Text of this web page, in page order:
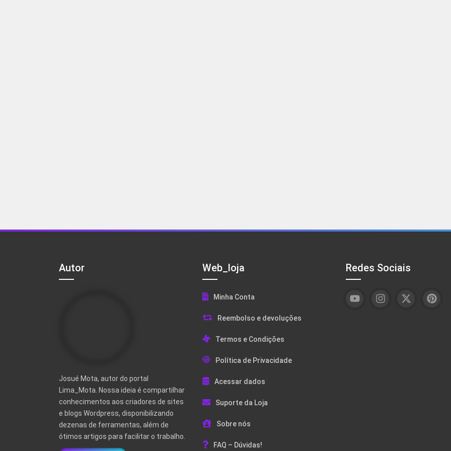
Autor
Josué Mota, autor do portal
Lima_Mota. Nossa ideia é compartilhar
conhecimentos aos criadores de sites
e blogs Wordpress, disponibilizando
dezenas de ferramentas, além de
ótimos artigos para facilitar o trabalho.
Web_loja
Minha Conta
Reembolso e devoluções
Termos e Condições
Política de Privacidade
Acessar dados
Suporte da Loja
Sobre nós
FAQ – Dúvidas!
Redes Sociais